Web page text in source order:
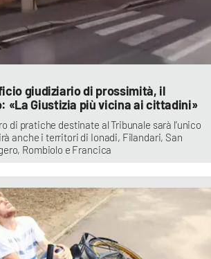
giudiziario di prossimità, il
«La Giustizia più vicina ai cittadini»
di pratiche destinate al Tribunale sarà l’unico
anche i territori di Ionadi, Filandari, San
Rombiolo e Francica